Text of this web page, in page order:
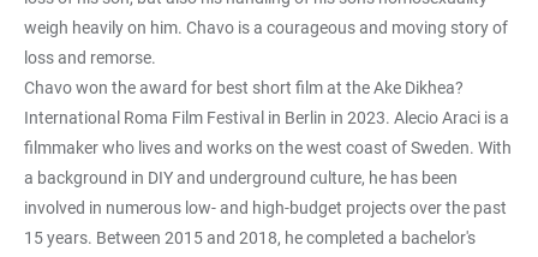
weigh heavily on him. Chavo is a courageous and moving story of
loss and remorse.
Chavo won the award for best short film at the Ake Dikhea?
International Roma Film Festival in Berlin in 2023. Alecio Araci is a
filmmaker who lives and works on the west coast of Sweden. With
a background in DIY and underground culture, he has been
involved in numerous low- and high-budget projects over the past
15 years. Between 2015 and 2018, he completed a bachelor's